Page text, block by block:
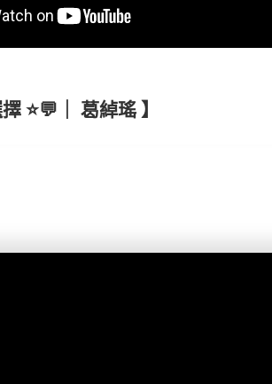
⭐💬｜ 葛綽瑤 】